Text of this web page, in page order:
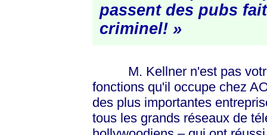
passent des pubs
criminel! »
M. Kellner n'est pas votre
fonctions qu'il occupe chez
des plus importantes
tous les grands réseaux de